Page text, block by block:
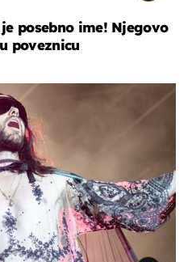
posebno ime! Njegovo
poveznicu